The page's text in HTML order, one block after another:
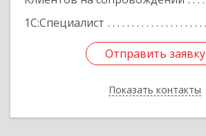
1С:Специалист
Отправить заявку
Показать контакты
Отправить заявку
Назад